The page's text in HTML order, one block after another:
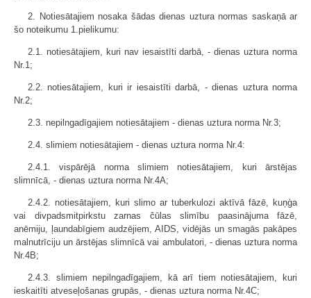
2. Notiesātajiem nosaka šādas dienas uztura normas saskaņā ar
šo noteikumu 1.pielikumu:
2.1. notiesātajiem, kuri nav iesaistīti darbā, - dienas uztura norma
Nr.1;
2.2. notiesātajiem, kuri ir iesaistīti darbā, - dienas uztura norma
Nr.2;
2.3. nepilngadīgajiem notiesātajiem - dienas uztura norma Nr.3;
2.4. slimiem notiesātajiem - dienas uztura norma Nr.4:
2.4.1. vispārējā norma slimiem notiesātajiem, kuri ārstējas
slimnīcā, - dienas uztura norma Nr.4A;
2.4.2. notiesātajiem, kuri slimo ar tuberkulozi aktīvā fāzē, kuņģa
vai divpadsmitpirkstu zarnas čūlas slimību paasinājuma fāzē,
anēmiju, ļaundabīgiem audzējiem, AIDS, vidējās un smagās pakāpes
malnutrīciju un ārstējas slimnīcā vai ambulatori, - dienas uztura norma
Nr.4B;
2.4.3. slimiem nepilngadīgajiem, kā arī tiem notiesātajiem, kuri
ieskaitīti atveseļošanas grupās, - dienas uztura norma Nr.4C;